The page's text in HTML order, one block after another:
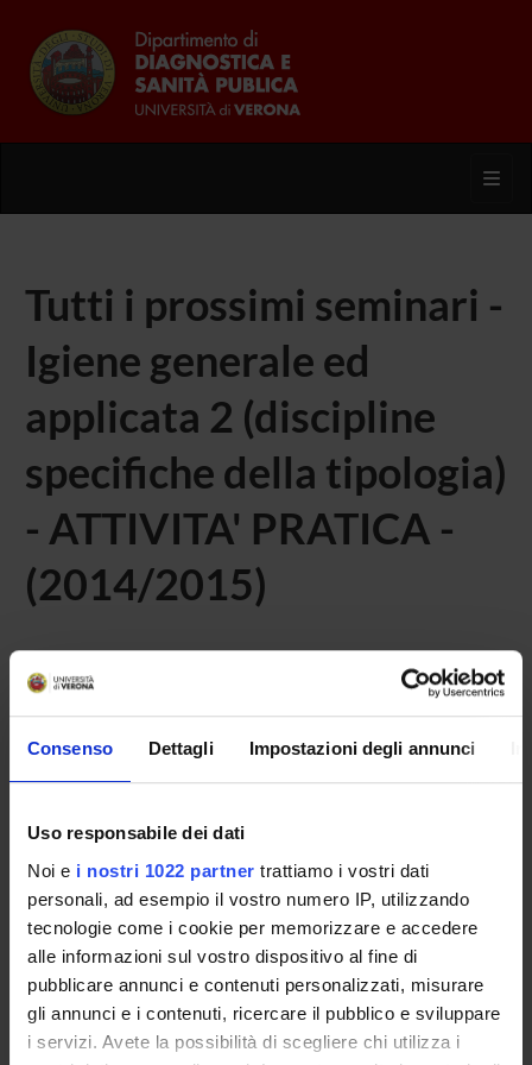
Consenso Dettagli Impostazioni degli annunci
Uso responsabile dei dati
Noi e i nostri 1022 partner trattiamo i vostri dati
personali, ad esempio il vostro numero IP, utilizzando
tecnologie come i cookie per memorizzare e accedere
alle informazioni sul vostro dispositivo al fine di
pubblicare annunci e contenuti personalizzati, misurare
gli annunci e i contenuti, ricercare il pubblico e sviluppare
i servizi. Avete la possibilità di scegliere chi utilizza i
Tutti i prossimi seminari -
Igiene generale ed
applicata 2 (discipline
specifiche della tipologia)
- ATTIVITA' PRATICA -
(2014/2015)
Home
Non è stato trovato alcun seminario relativo
OFFERTA FORMATIVA
CORSI DI STUDIO
DOTTORATI, MASTER E FORMAZIONE SUPERIORE